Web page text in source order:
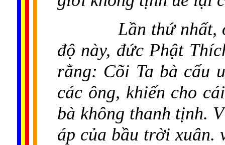
Lần thứ nhất,
độ này, đức Phật
rằng: Cõi Ta bà cấu
các ông, khiến cho
bà không thanh tịnh.
áp của bầu trời xuân.